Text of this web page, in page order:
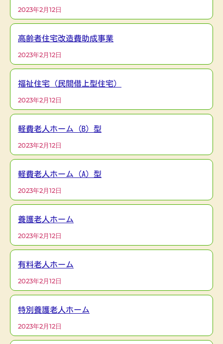
2023年2月12日
高齢者住宅改造費助成事業
2023年2月12日
福祉住宅（民間借上型住宅）
2023年2月12日
軽費老人ホーム（B）型
2023年2月12日
軽費老人ホーム（A）型
2023年2月12日
養護老人ホーム
2023年2月12日
有料老人ホーム
2023年2月12日
特別養護老人ホーム
2023年2月12日